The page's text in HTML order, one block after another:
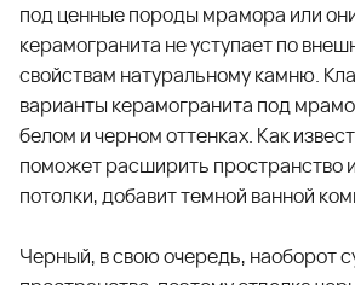
под ценные породы мрамора или
керамогранита не уступает по
свойствам натуральному камню.
варианты керамогранита под
белом и черном оттенках. Как
поможет расширить пространство
потолки, добавит темной ванной
Черный, в свою очередь, наоборот